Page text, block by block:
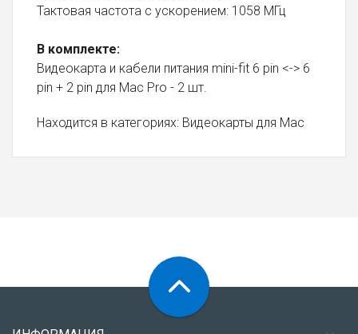
Тактовая частота с ускорением: 1058 МГц
В комплекте:
Видеокарта и кабели питания mini-fit 6 pin <-> 6
pin + 2 pin для Mac Pro - 2 шт.
Находится в категориях: Видеокарты для Mac